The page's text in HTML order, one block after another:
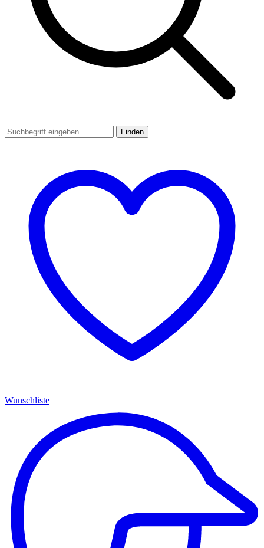
Finden
Wunschliste